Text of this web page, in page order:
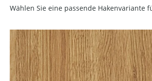
Wählen Sie eine passende Hakenvariante